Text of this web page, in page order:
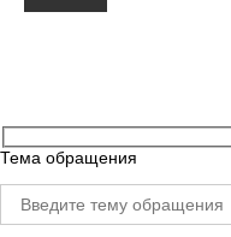
Тема обращения